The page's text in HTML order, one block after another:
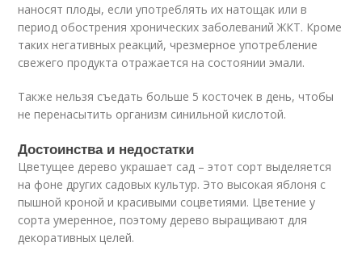
наносят плоды, если употреблять их натощак или в
период обострения хронических заболеваний ЖКТ. Кроме
таких негативных реакций, чрезмерное употребление
свежего продукта отражается на состоянии эмали.
Также нельзя съедать больше 5 косточек в день, чтобы
не перенасытить организм синильной кислотой.
Достоинства и недостатки
Цветущее дерево украшает сад – этот сорт выделяется
на фоне других садовых культур. Это высокая яблоня с
пышной кроной и красивыми соцветиями. Цветение у
сорта умеренное, поэтому дерево выращивают для
декоративных целей.